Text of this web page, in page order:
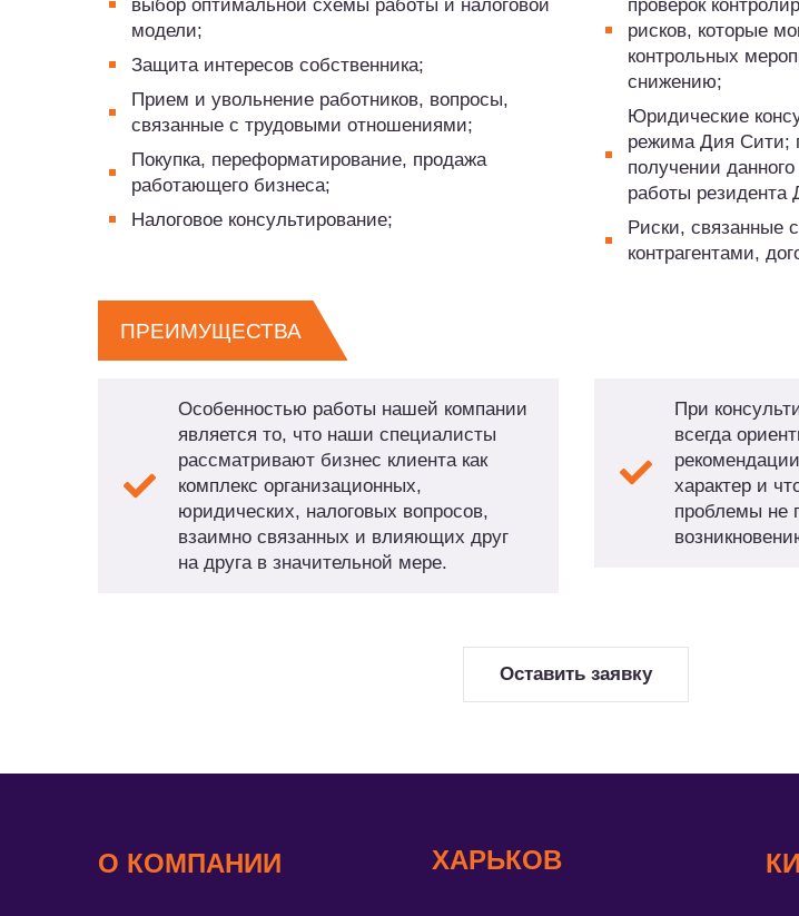
выбор оптимальной схемы работы и налоговой
модели;
Защита интересов собственника;
Прием и увольнение работников, вопросы,
связанные с трудовыми отношениями;
Покупка, переформатирование, продажа
работающего бизнеса;
Налоговое консультирование;
проверок
рисков, которые
контрольных
снижению;
Юридические
режима Дия Сити;
получении
работы резидента
Риски, связанные
контрагентами,
ПРЕИМУЩЕСТВА
Особенностью работы нашей компании
является то, что наши специалисты
рассматривают бизнес клиента как
комплекс организационных,
юридических, налоговых вопросов,
взаимно связанных и влияющих друг
на друга в значительной мере.
При
всегда
характер и
проблемы не
Оставить заявку
О КОМПАНИИ ХАРЬКОВ